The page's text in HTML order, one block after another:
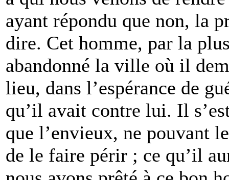
ayant répondu que non, la
dire. Cet homme, par la
abandonné la ville où il
lieu, dans l’espérance de
qu’il avait contre lui. Il
que l’envieux, ne pouvant
de le faire périr ; ce qu’il